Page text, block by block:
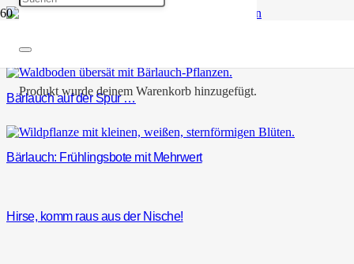
Produkt wurde deinem Warenkorb hinzugefügt.
Bärlauch auf der Spur …
Bärlauch: Frühlingsbote mit Mehrwert
Hirse, komm raus aus der Nische!